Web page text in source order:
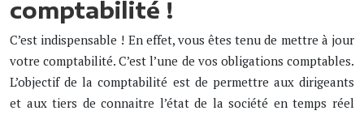
comptabilité !
C’est indispensable ! En effet, vous êtes tenu de mettre à jour
votre comptabilité. C’est l’une de vos obligations comptables.
L’objectif de la comptabilité est de permettre aux dirigeants
et aux tiers de connaitre l’état de la société en temps réel